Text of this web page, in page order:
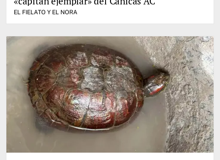
EL FIELATO Y EL NORA